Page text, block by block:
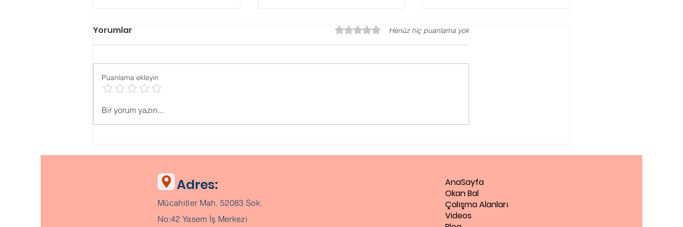
Psikolojik ONLİNE TESTLER
Yorumlar 5 üzerinden 0 yıldızHenüz hiç puanlama yok
Puanlama ekleyin
Bir yorum yazın...
Adres:
Mücahitler Mah. 52083 Sok.
No:42 Yasem İş Merkezi
AnaSayfa
Okan Bal
Çalışma Alanları
Videos